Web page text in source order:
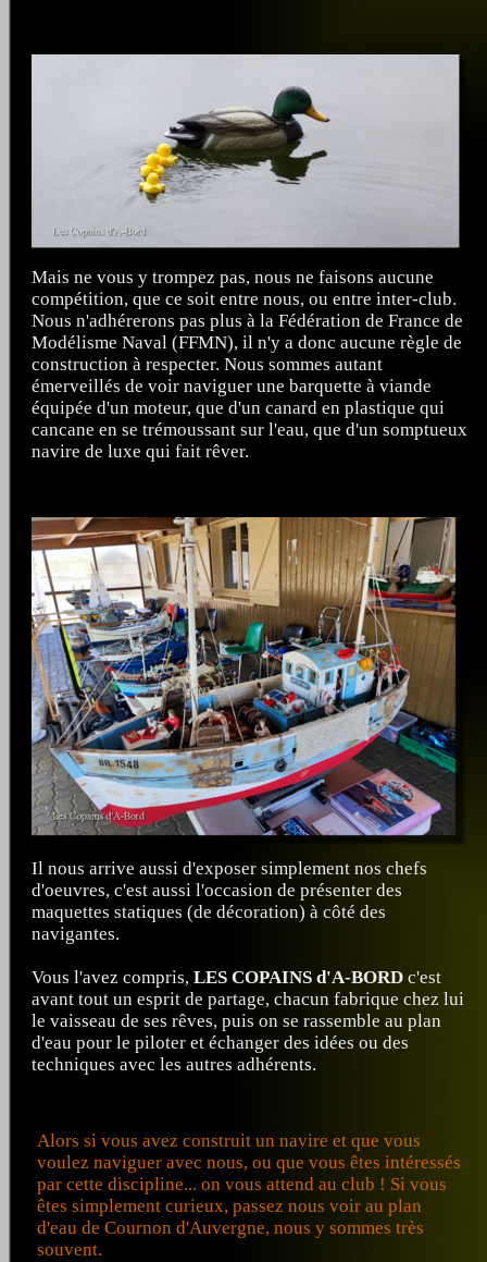
Mais ne vous y trompez pas, nous ne faisons aucune
compétition, que ce soit entre nous, ou entre inter-club.
Nous n'adhérerons pas plus à la Fédération de France de
Modélisme Naval (FFMN), il n'y a donc aucune règle de
construction à respecter. Nous sommes autant
émerveillés de voir naviguer une barquette à viande
équipée d'un moteur, que d'un canard en plastique qui
cancane en se trémoussant sur l'eau, que d'un somptueux
navire de luxe qui fait rêver.
Il nous arrive aussi d'exposer simplement nos chefs
d'oeuvres, c'est aussi l'occasion de présenter des
maquettes statiques (de décoration) à côté des
navigantes.
Vous l'avez compris, LES COPAINS d'A-BORD c'est
avant tout un esprit de partage, chacun fabrique chez lui
le vaisseau de ses rêves, puis on se rassemble au plan
d'eau pour le piloter et échanger des idées ou des
techniques avec les autres adhérents.
Alors si vous avez construit un navire et que vous
voulez naviguer avec nous, ou que vous êtes intéressés
par cette discipline... on vous attend au club ! Si vous
êtes simplement curieux, passez nous voir au plan
d'eau de Cournon d'Auvergne, nous y sommes très
souvent.